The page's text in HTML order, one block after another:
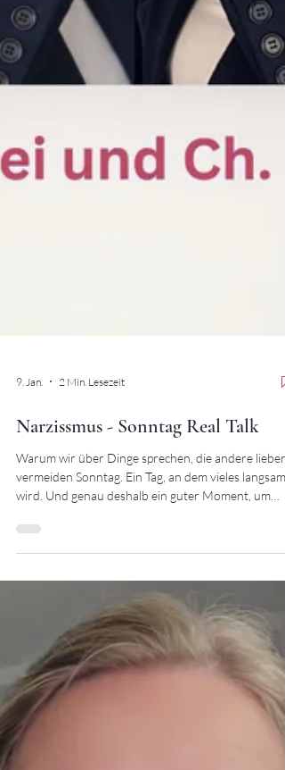
9. Jan. 2 Min. Lesezeit
Narzissmus - Sonntag Real Talk
Warum wir über Dinge sprechen, die andere lieber
wird. Und genau deshalb ein guter Moment, um
genauer hinzuschauen. Nicht auf das
sprechen wir über Themen, die im Business gern
umgangen werden: Macht, Narzissmus, toxische
Dynamiken, Verantwortung. Nicht, um zu
polarisieren. Sondern um einzuordnen. Und um